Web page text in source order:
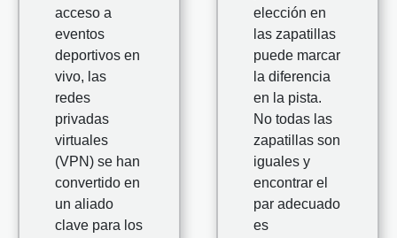
acceso a
eventos
deportivos en
vivo, las
redes
privadas
virtuales
(VPN) se han
convertido en
un aliado
clave para los
elección en
las zapatillas
puede marcar
la diferencia
en la pista.
No todas las
zapatillas son
iguales y
encontrar el
par adecuado
es